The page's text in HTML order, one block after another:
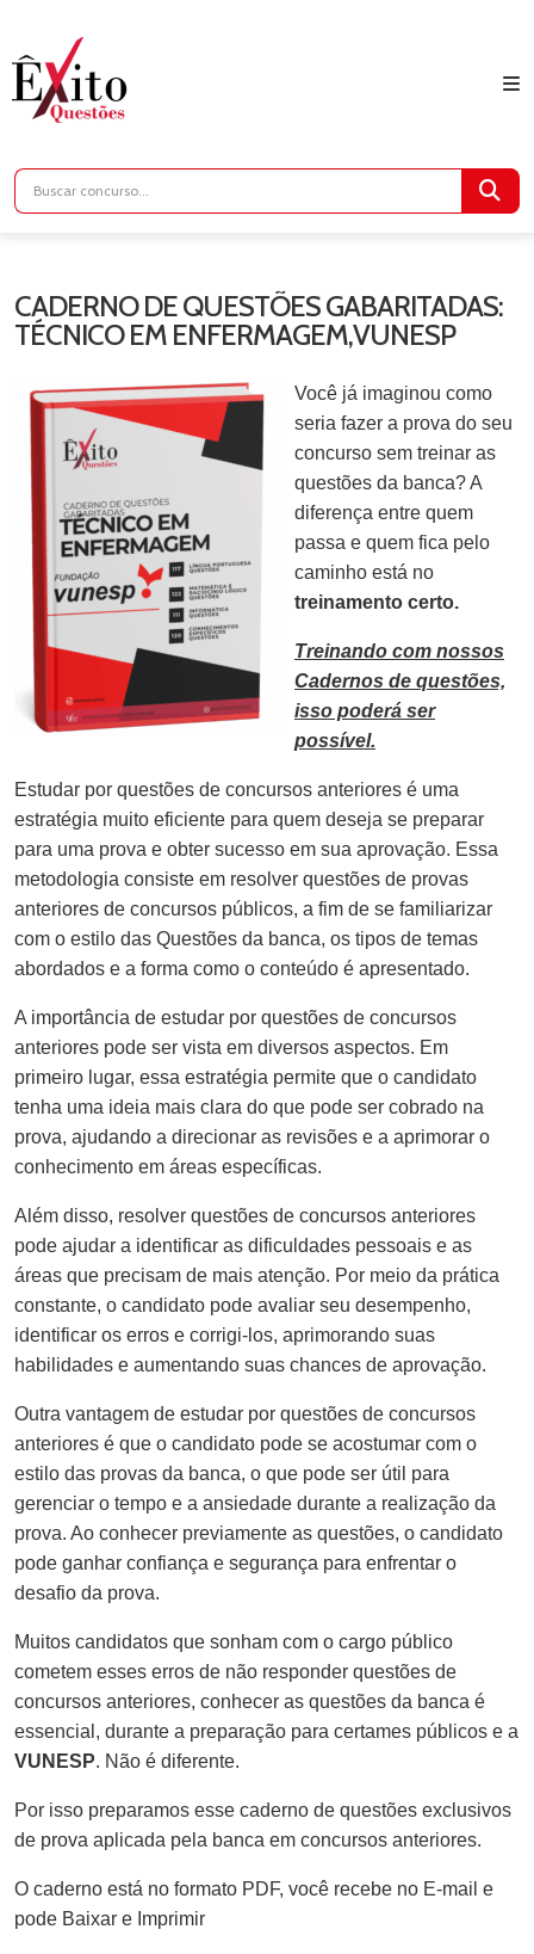
CADERNO DE QUESTÕES GABARITADAS:
TÉCNICO EM ENFERMAGEM,VUNESP
Você já imaginou como
seria fazer a prova do seu
concurso sem treinar as
questões da banca? A
diferença entre quem
passa e quem fica pelo
caminho está no
treinamento certo.
Treinando com nossos
Cadernos de questões,
isso poderá ser
possível.
Estudar por questões de concursos anteriores é uma
estratégia muito eficiente para quem deseja se preparar
para uma prova e obter sucesso em sua aprovação. Essa
metodologia consiste em resolver questões de provas
anteriores de concursos públicos, a fim de se familiarizar
com o estilo das Questões da banca, os tipos de temas
abordados e a forma como o conteúdo é apresentado.
A importância de estudar por questões de concursos
anteriores pode ser vista em diversos aspectos. Em
primeiro lugar, essa estratégia permite que o candidato
tenha uma ideia mais clara do que pode ser cobrado na
prova, ajudando a direcionar as revisões e a aprimorar o
conhecimento em áreas específicas.
Além disso, resolver questões de concursos anteriores
pode ajudar a identificar as dificuldades pessoais e as
áreas que precisam de mais atenção. Por meio da prática
constante, o candidato pode avaliar seu desempenho,
identificar os erros e corrigi-los, aprimorando suas
habilidades e aumentando suas chances de aprovação.
Outra vantagem de estudar por questões de concursos
anteriores é que o candidato pode se acostumar com o
estilo das provas da banca, o que pode ser útil para
gerenciar o tempo e a ansiedade durante a realização da
prova. Ao conhecer previamente as questões, o candidato
pode ganhar confiança e segurança para enfrentar o
desafio da prova.
Muitos candidatos que sonham com o cargo público
cometem esses erros de não responder questões de
concursos anteriores, conhecer as questões da banca é
essencial, durante a preparação para certames públicos e a
VUNESP. Não é diferente.
Por isso preparamos esse caderno de questões exclusivos
de prova aplicada pela banca em concursos anteriores.
O caderno está no formato PDF, você recebe no E-mail e
pode Baixar e Imprimir